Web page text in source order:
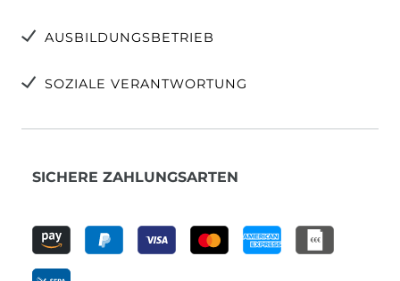
AUSBILDUNGSBETRIEB
SOZIALE VERANTWORTUNG
SICHERE ZAHLUNGSARTEN